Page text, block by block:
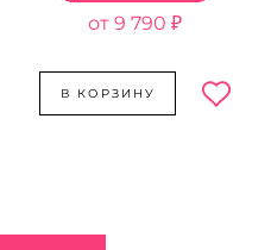
9 790 ₽
В КОРЗИНУ